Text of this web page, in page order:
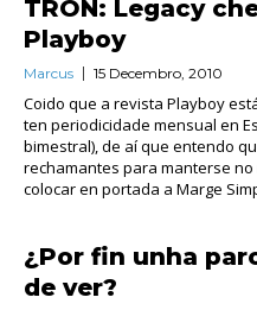
TRON: Legacy
Playboy
Marcus 15 Decembro, 2010
Coido que a revista Playboy
ten periodicidade mensual en
bimestral), de aí que entendo
rechamantes para manterse
colocar en portada a Marge
¿Por fin unha
de ver?